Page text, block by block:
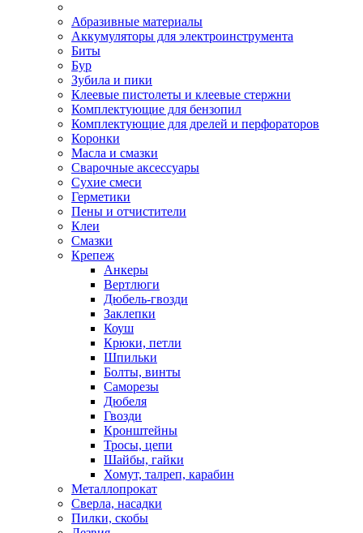
Абразивные материалы
Аккумуляторы для электроинструмента
Биты
Бур
Зубила и пики
Клеевые пистолеты и клеевые стержни
Комплектующие для бензопил
Комплектующие для дрелей и перфораторов
Коронки
Масла и смазки
Сварочные аксессуары
Сухие смеси
Герметики
Пены и отчистители
Клеи
Смазки
Крепеж
Анкеры
Вертлюги
Дюбель-гвозди
Заклепки
Коуш
Крюки, петли
Шпильки
Болты, винты
Саморезы
Дюбеля
Гвозди
Кронштейны
Тросы, цепи
Шайбы, гайки
Хомут, талреп, карабин
Металлопрокат
Сверла, насадки
Пилки, скобы